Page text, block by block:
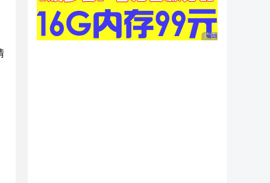
广告 商业广告，理性